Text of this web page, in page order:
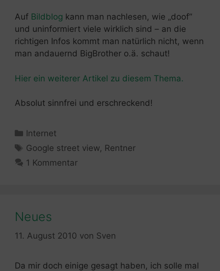
Auf Bildblog kann man nachlesen, wie „doof“
und uninformiert viele wirklich sind – an die
richtigen Infos kommt man natürlich nicht, wenn
man andauernd BigBrother o.ä. schaut!
Hier ein weiterer Artikel zu diesem Thema.
Absolut sinnfrei und erschreckend!
Kategorien
Internet
Schlagwörter
Google street view, Rentner
1 Kommentar
Neues
11. August 2010 von Sven
Da mir doch einige gesagt haben, ich solle mal